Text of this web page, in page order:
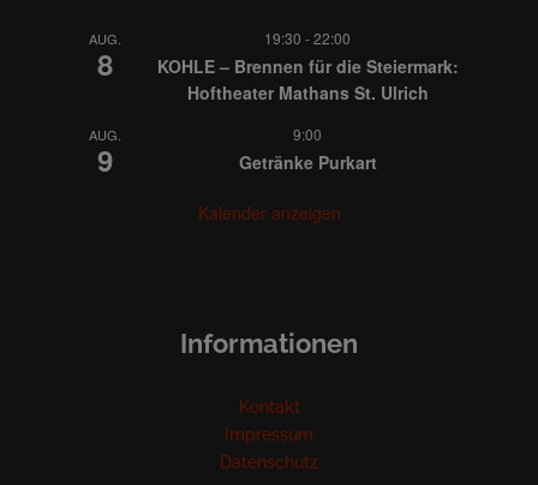
AUG.
8
19:30 -22:00
KOHLE – Brennen für die Steiermark:
Hoftheater Mathans St. Ulrich
AUG.
9
9:00
Getränke Purkart
Kalender anzeigen
Informationen
Kontakt
Impressum
Datenschutz